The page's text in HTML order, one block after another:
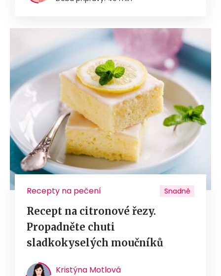
Recepty na pečení Snadné
Recept na citronové řezy.
Propadněte chuti
sladkokyselých moučníků
Kristýna Motlová